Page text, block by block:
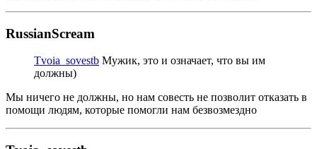
RussianScream
Tvoia_sovestb Мужик, это и означает, что вы им
должны)
Мы ничего не должны, но нам совесть не позволит отказать в
помощи людям, которые помогли нам безвозмездно